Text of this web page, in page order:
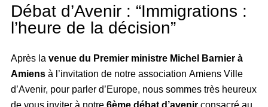
Débat d’Avenir : “Immigrations :
l’heure de la décision”
Après la venue du Premier ministre Michel Barnier à
Amiens à l’invitation de notre association Amiens Ville
d’Avenir, pour parler d’Europe, nous sommes très heureux
de vous inviter à notre 6ème débat d’avenir